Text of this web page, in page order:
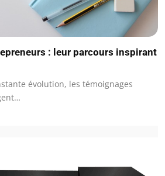
: leur parcours inspirant
évolution, les témoignages